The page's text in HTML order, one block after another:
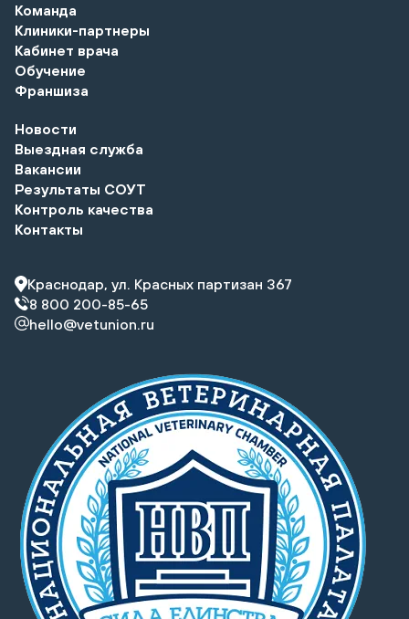
Команда
Клиники-партнеры
Кабинет врача
Обучение
Франшиза
Новости
Выездная служба
Вакансии
Результаты СОУТ
Контроль качества
Контакты
Краснодар, ул. Красных партизан 367
8 800 200-85-65
hello@vetunion.ru